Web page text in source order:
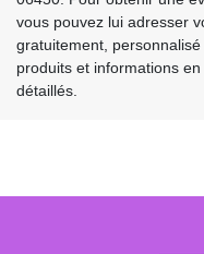
vous pouvez lui adresser
gratuitement,
produits et informations
détaillés.